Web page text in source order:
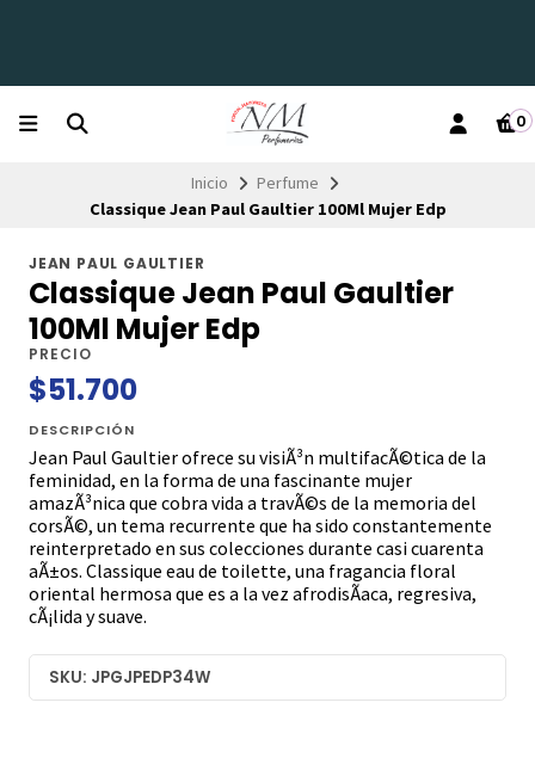
0
Inicio
Perfume
Classique Jean Paul Gaultier 100Ml Mujer Edp
JEAN PAUL GAULTIER
Classique Jean Paul Gaultier
100Ml Mujer Edp
PRECIO
$51.700
DESCRIPCIÓN
Jean Paul Gaultier ofrece su visiÃ³n multifacÃ©tica de la
feminidad, en la forma de una fascinante mujer
amazÃ³nica que cobra vida a travÃ©s de la memoria del
corsÃ©, un tema recurrente que ha sido constantemente
reinterpretado en sus colecciones durante casi cuarenta
aÃ±os. Classique eau de toilette, una fragancia floral
oriental hermosa que es a la vez afrodisÃ­aca, regresiva,
cÃ¡lida y suave.
SKU: JPGJPEDP34W